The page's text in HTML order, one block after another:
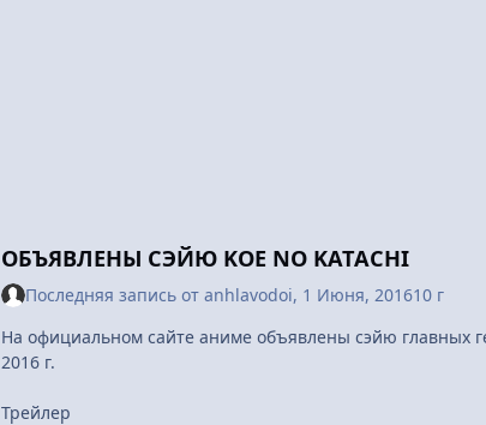
ОБЪЯВЛЕНЫ СЭЙЮ KOE NO KATACHI
Последняя запись от anhlavodoi, 1 Июня, 201610 г
На официальном сайте аниме объявлены сэйю главных
2016 г.
Трейлер